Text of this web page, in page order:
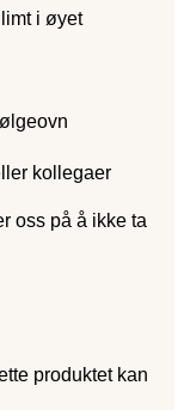
i øyet
kollegaer
oss på å ikke ta
produktet kan